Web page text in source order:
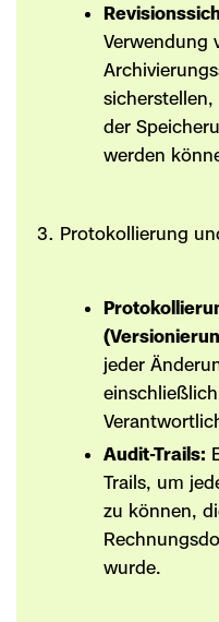
Verwendung
der
werden
Protokollierung
jeder
Audit-Trails:
Trails, um
zu können,
wurde.